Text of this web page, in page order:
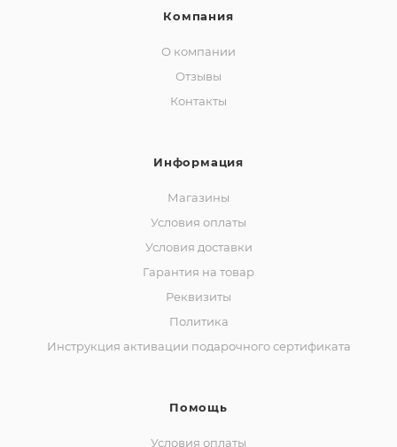
Компания
О компании
Отзывы
Контакты
Информация
Магазины
Условия оплаты
Условия доставки
Гарантия на товар
Реквизиты
Политика
Инструкция активации подарочного сертификата
Помощь
Условия оплаты